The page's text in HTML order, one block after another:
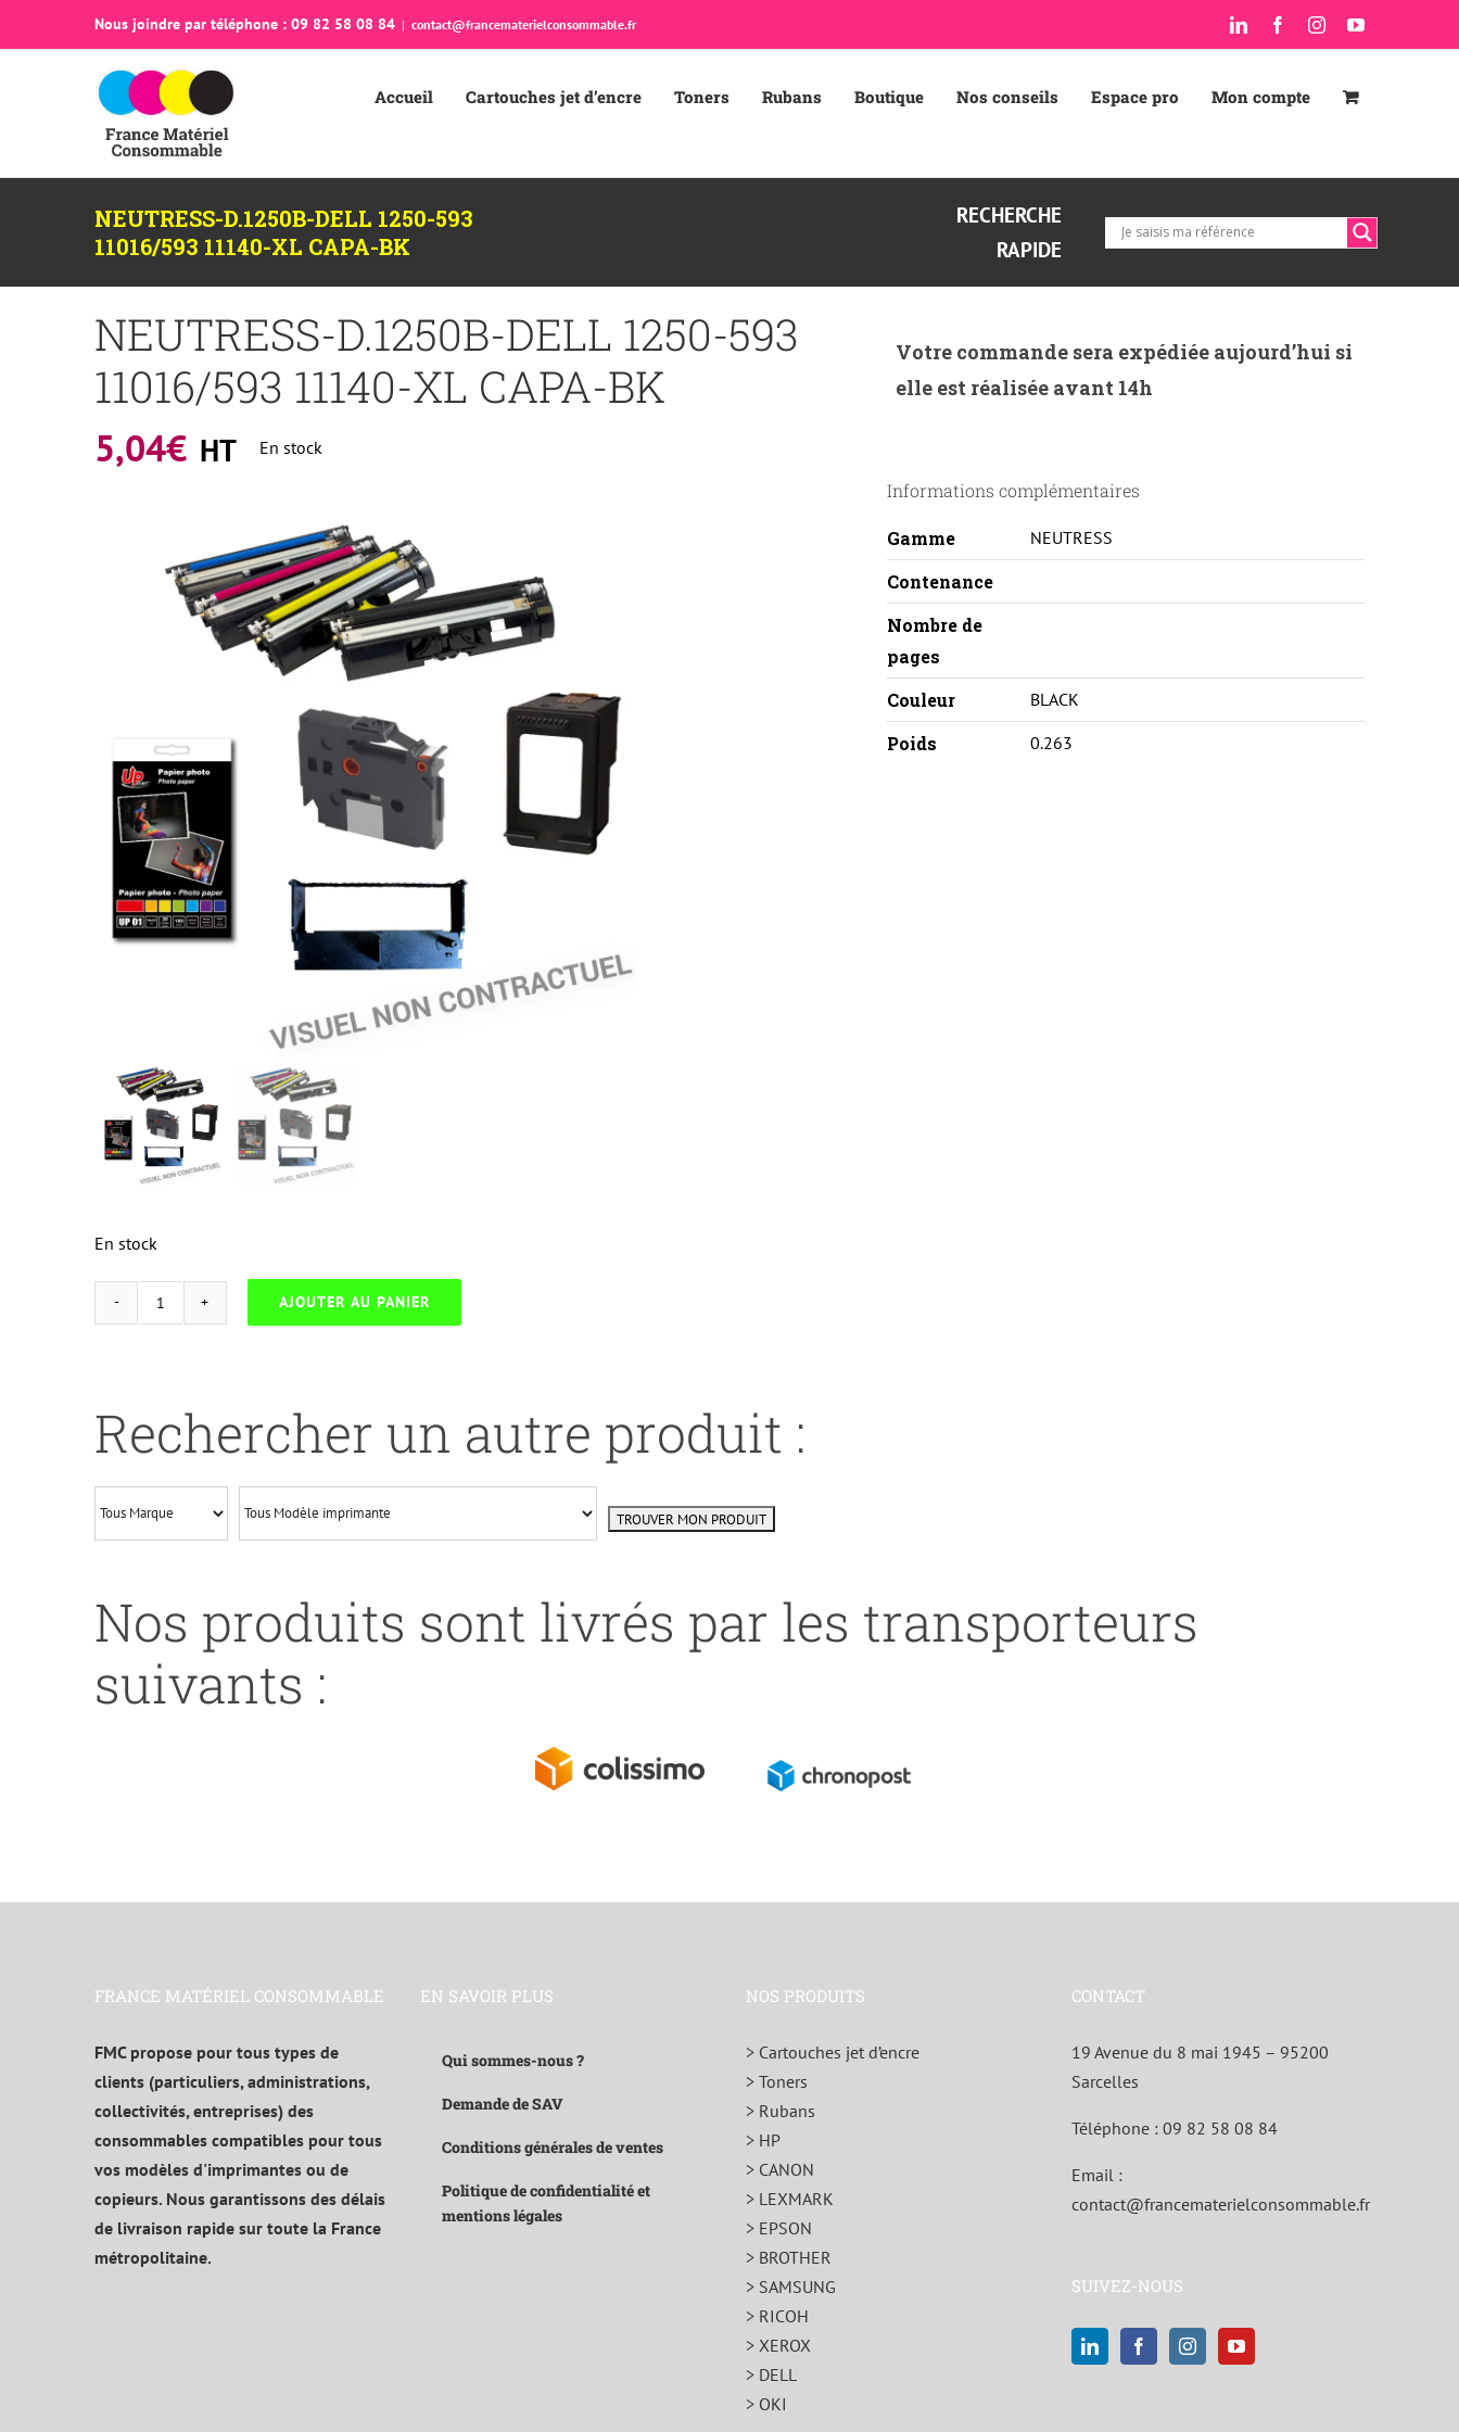
Nous joindre par téléphone : 09 82 58 08 84 | contact@francematerielconsommable.fr LinkedInFacebookInstagramYouTube
Accueil Cartouches jet d’encre Toners Rubans Boutique Nos conseils Espace pro Mon compte
NEUTRESS-D.1250B-DELL 1250-593
11016/593 11140-XL CAPA-BK
RECHERCHE
RAPIDE
NEUTRESS-D.1250B-DELL 1250-593
11016/593 11140-XL CAPA-BK
5,04€ HT En stock
En stock
quantité
DELL
593
11016/593
CAPA-
BK
AJOUTER AU PANIER
Votre commande sera expédiée aujourd’hui si
elle est réalisée avant 14h
Informations complémentaires
Gamme NEUTRESS
Contenance
Nombre de
pages
Couleur
BLACK
Poids 0.263
Rechercher un autre produit :
Nos produits sont livrés par les transporteurs
suivants :
FRANCE MATÉRIEL CONSOMMABLE
FMC propose pour tous types de
clients (particuliers, administrations,
collectivités, entreprises) des
consommables compatibles pour tous
vos modèles d'imprimantes ou de
copieurs. Nous garantissons des délais
de livraison rapide sur toute la France
métropolitaine.
EN SAVOIR PLUS
Qui sommes-nous ?
Demande de SAV
Conditions générales de ventes
Politique de confidentialité et
mentions légales
NOS PRODUITS
> Cartouches jet d’encre
> Toners
> Rubans
> HP
> CANON
> LEXMARK
> EPSON
> BROTHER
> SAMSUNG
> RICOH
> XEROX
> DELL
> OKI
CONTACT
19 Avenue du 8 mai 1945 – 95200
Sarcelles
Téléphone : 09 82 58 08 84
Email :
contact@francematerielconsommable.fr
SUIVEZ-NOUS